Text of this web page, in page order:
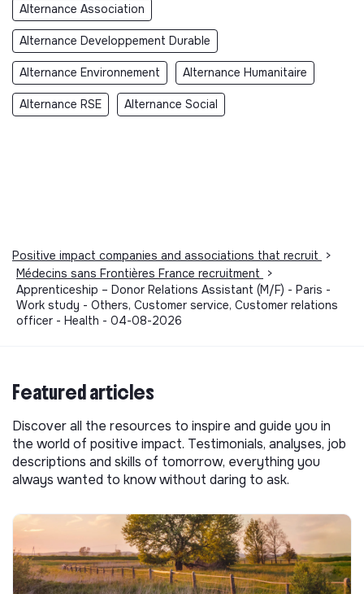
Alternance Association
Alternance Developpement Durable
Alternance Environnement Alternance Humanitaire
Alternance RSE Alternance Social
Positive impact companies and associations that recruit
>
Médecins sans Frontières France recruitment
>
Apprenticeship – Donor Relations Assistant (M/F) - Paris -
Work study - Others, Customer service, Customer relations
officer - Health - 04-08-2026
Featured articles
Discover all the resources to inspire and guide you in
the world of positive impact. Testimonials, analyses, job
descriptions and skills of tomorrow, everything you
always wanted to know without daring to ask.